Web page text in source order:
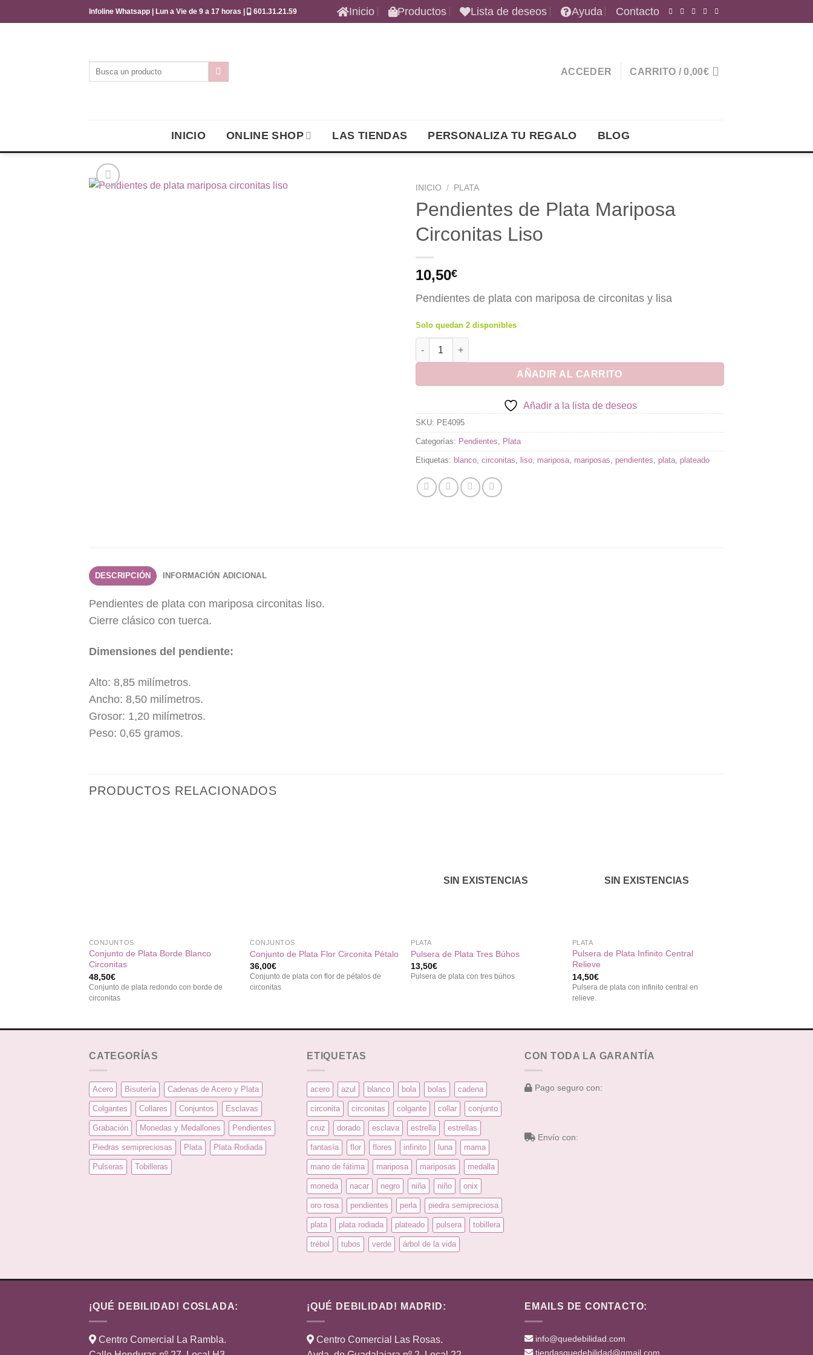
al
Infoline Whatsapp | Lun a Vie de 9 a 17 horas | 601.31.21.59 Inicio Productos Lista de deseos Ayuda Contacto
ACCEDER CARRITO /0,00€
INICIO ONLINE SHOP LAS TIENDAS PERSONALIZA TU REGALO BLOG
INICIO / PLATA
Pendientes de Plata Mariposa
Circonitas Liso
10,50€
Pendientes de plata con mariposa de circonitas y lisa
Solo quedan 2 disponibles
Pendientes de Plata Mariposa Circonitas Liso cantidad
AÑADIR AL CARRITO
Añadir a la lista de deseos
SKU: PE4095
Categorías: Pendientes, Plata
Etiquetas: blanco, circonitas, liso, mariposa, mariposas, pendientes, plata, plateado
DESCRIPCIÓN INFORMACIÓN ADICIONAL
Pendientes de plata con mariposa circonitas liso.
Cierre clásico con tuerca.
Dimensiones del pendiente:
Alto: 8,85 milímetros.
Ancho: 8,50 milímetros.
Grosor: 1,20 milímetros.
Peso: 0,65 gramos.
PRODUCTOS RELACIONADOS
CONJUNTOS
Conjunto de Plata Borde Blanco
Circonitas
48,50€
Conjunto de plata redondo con borde de
circonitas
CONJUNTOS
Conjunto de Plata Flor Circonita Pétalo
36,00€
Conjunto de plata con flor de pétalos de
circonitas
SIN EXISTENCIAS
PLATA
Pulsera de Plata Tres Búhos
13,50€
Pulsera de plata con tres búhos
SIN EXISTENCIAS
PLATA
Pulsera de Plata Infinito Central
Relieve
14,50€
Pulsera de plata con infinito central en
relieve.
CATEGORÍAS
Acero Bisutería Cadenas de Acero y Plata
Colgantes Collares Conjuntos Esclavas
Grabación Monedas y Medallones Pendientes
Piedras semipreciosas Plata Plata Rodiada
Pulseras Tobilleras
ETIQUETAS
acero azul blanco bola bolas cadena
circonita circonitas colgante collar conjunto
cruz dorado esclava estrella estrellas
fantasía flor flores infinito luna mama
mano de fátima mariposa mariposas medalla
moneda nacar negro niña niño onix
oro rosa pendientes perla piedra semipreciosa
plata plata rodiada plateado pulsera tobillera
trébol tubos verde árbol de la vida
CON TODA LA GARANTÍA
Pago seguro con:
Envío con:
¡QUÉ DEBILIDAD! COSLADA:
Centro Comercial La Rambla.
¡QUÉ DEBILIDAD! MADRID:
Centro Comercial Las Rosas.
EMAILS DE CONTACTO:
info@quedebilidad.com
tiendasquedebilidad@gmail.com